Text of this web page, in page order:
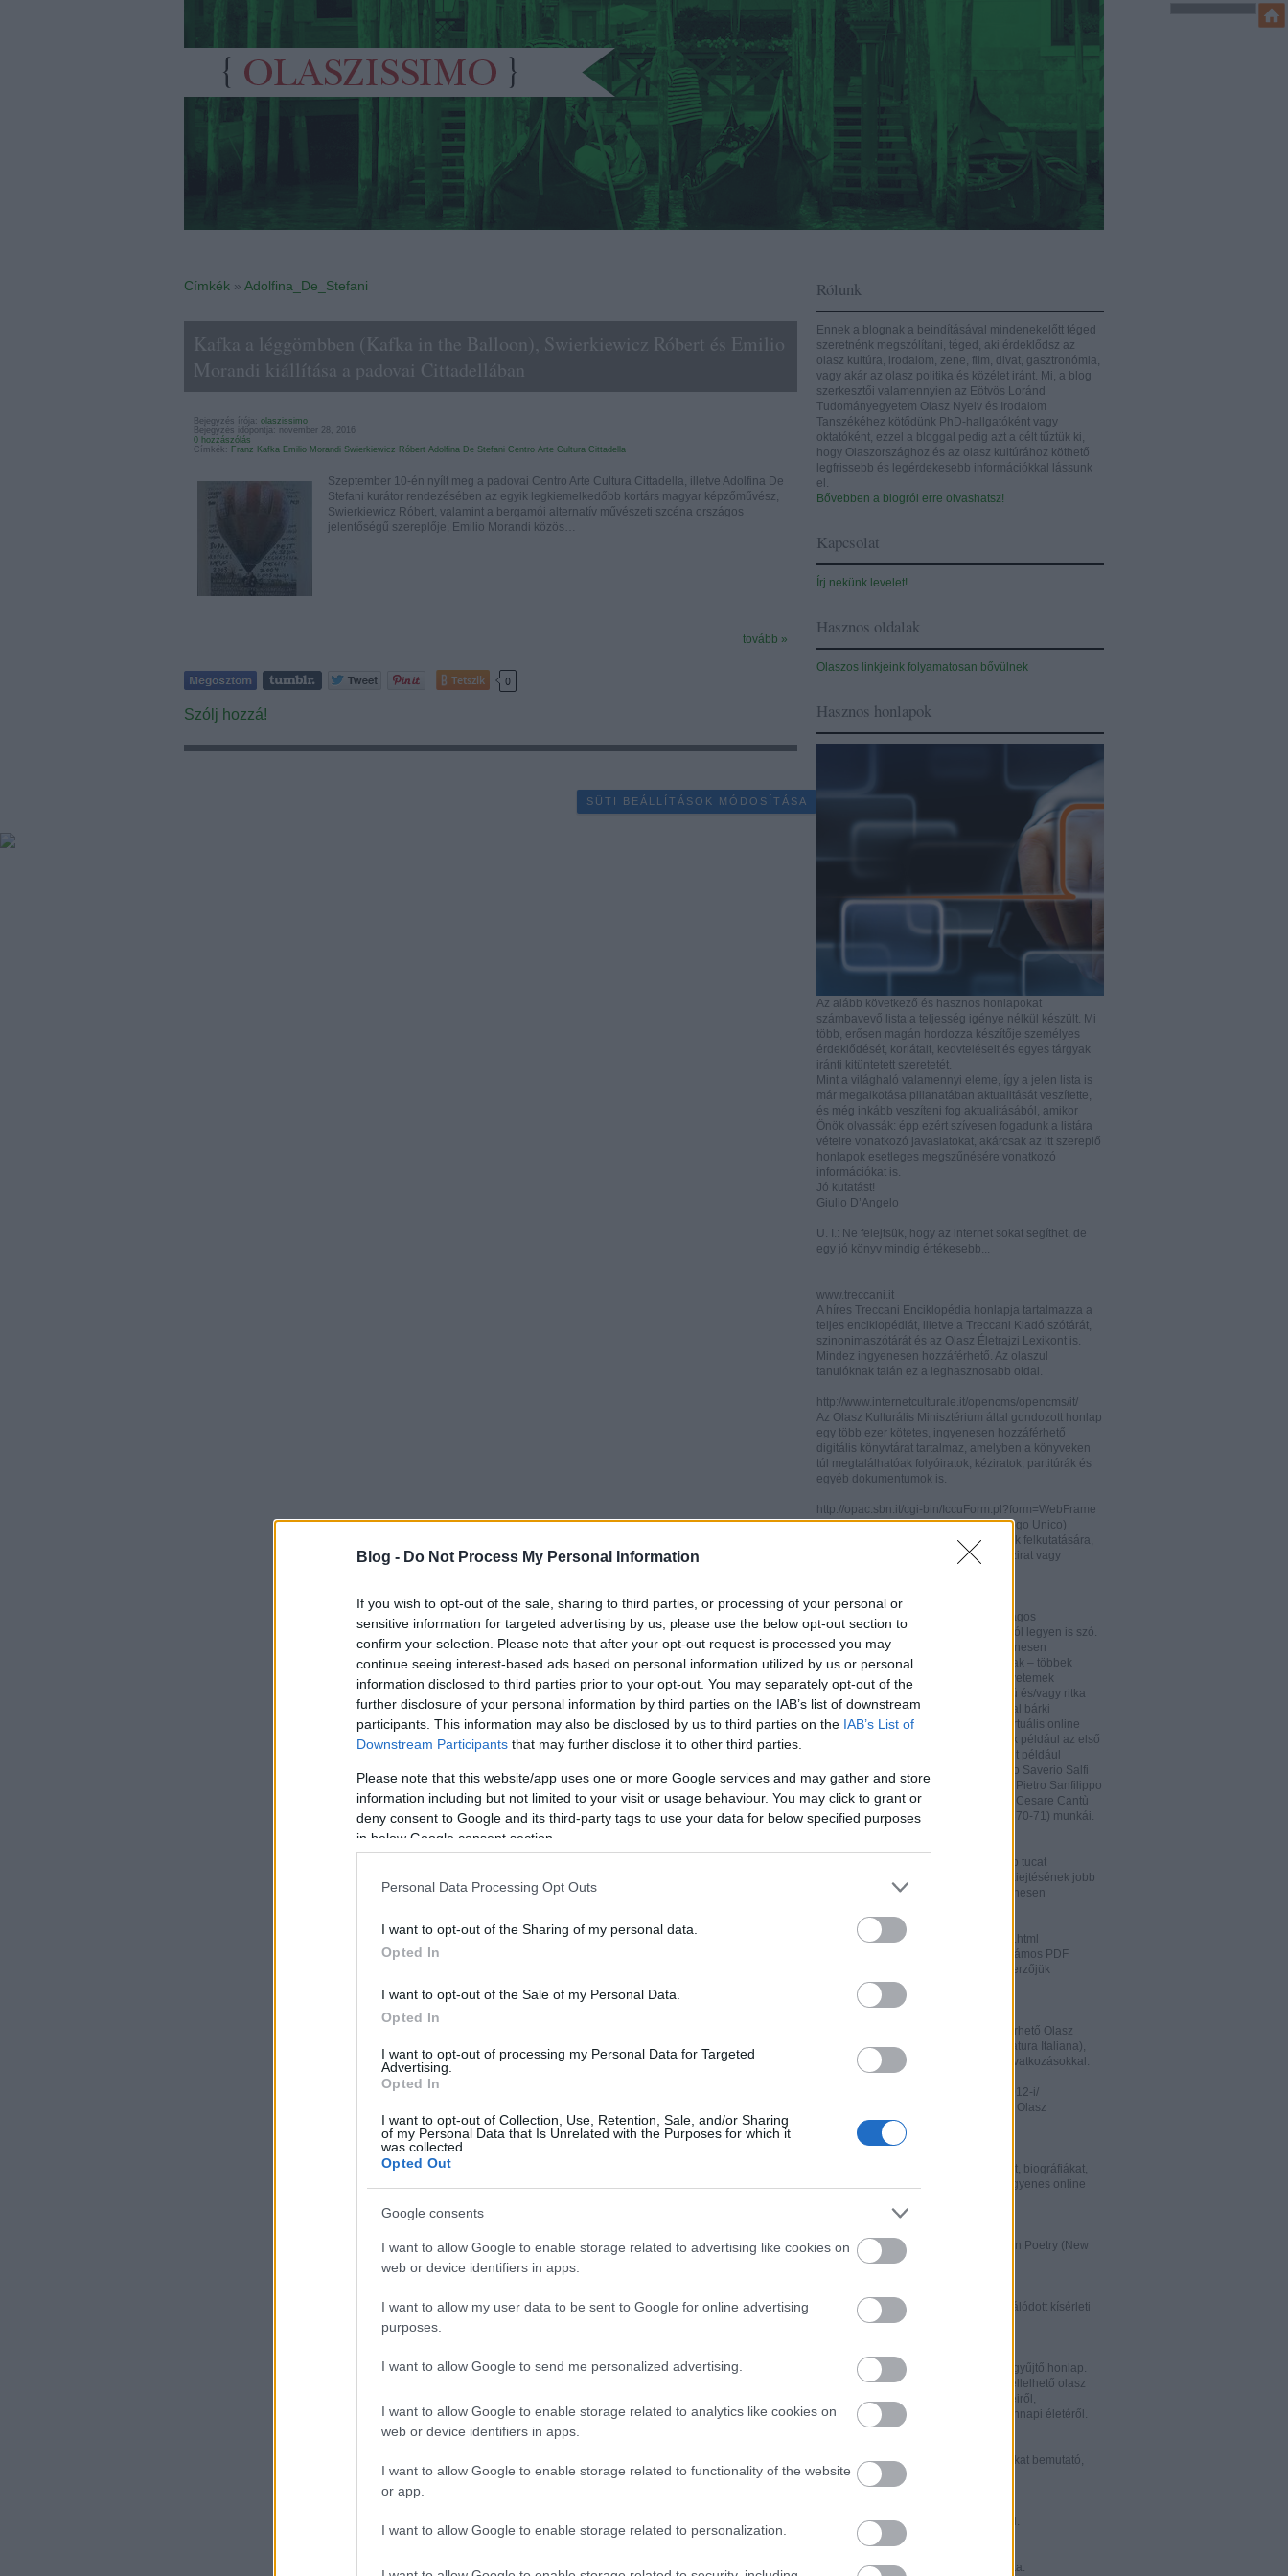
Blog - Do Not Process My Personal Information
If you wish to opt-out of the sale, sharing to third parties, or processing of your personal or
sensitive information for targeted advertising by us, please use the below opt-out section to
confirm your selection. Please note that after your opt-out request is processed you may
continue seeing interest-based ads based on personal information utilized by us or personal
information disclosed to third parties prior to your opt-out. You may separately opt-out of the
further disclosure of your personal information by third parties on the IAB’s list of downstream
participants. This information may also be disclosed by us to third parties on the IAB’s List of
Downstream Participants that may further disclose it to other third parties.
Please note that this website/app uses one or more Google services and may gather and store
information including but not limited to your visit or usage behaviour. You may click to grant or
deny consent to Google and its third-party tags to use your data for below specified purposes
in below Google consent section.
Personal Data Processing Opt Outs
I want to opt-out of the Sharing of my personal data.
Opted In
I want to opt-out of the Sale of my Personal Data.
Opted In
I want to opt-out of processing my Personal Data for Targeted
Advertising.
Opted In
I want to opt-out of Collection, Use, Retention, Sale, and/or Sharing
of my Personal Data that Is Unrelated with the Purposes for which it
was collected.
Opted Out
Google consents
I want to allow Google to enable storage related to advertising like cookies on
web or device identifiers in apps.
I want to allow my user data to be sent to Google for online advertising
purposes.
I want to allow Google to send me personalized advertising.
I want to allow Google to enable storage related to analytics like cookies on
web or device identifiers in apps.
I want to allow Google to enable storage related to functionality of the website
or app.
I want to allow Google to enable storage related to personalization.
Rólunk
Ennek a blognak a beindításával mindenekelőtt téged
szeretnénk megszólítani, téged, aki érdeklődsz az
olasz kultúra, irodalom, zene, film, divat, gasztronómia,
vagy akár az olasz politika és közélet iránt. Mi, a blog
szerkesztői valamennyien az Eötvös Loránd
Tudományegyetem Olasz Nyelv és Irodalom
Tanszékéhez kötődünk PhD-hallgatóként vagy
oktatóként, ezzel a bloggal pedig azt a célt tűztük ki,
hogy Olaszországhoz és az olasz kultúrához köthető
legfrissebb és legérdekesebb információkkal lássunk
el.
Bővebben a blogról erre olvashatsz!
Kapcsolat
Írj nekünk levelet!
Hasznos oldalak
Olaszos linkjeink folyamatosan bővülnek
Hasznos honlapok
Az alább következő és hasznos honlapokat
számbavevő lista a teljesség igénye nélkül készült. Mi
több, erősen magán hordozza készítője személyes
érdeklődését, korlátait, kedvteléseit és egyes tárgyak
iránti kitüntetett szeretetét.
Mint a világhaló valamennyi eleme, így a jelen lista is
már megalkotása pillanatában aktualitását veszítette,
és még inkább veszíteni fog aktualitásából, amikor
Önök olvassák: épp ezért szívesen fogadunk a listára
vételre vonatkozó javaslatokat, akárcsak az itt szereplő
honlapok esetleges megszűnésére vonatkozó
információkat is.
Jó kutatást!
Giulio D’Angelo
U. I.: Ne felejtsük, hogy az internet sokat segíthet, de
egy jó könyv mindig értékesebb...
www.treccani.it
A híres Treccani Enciklopédia honlapja tartalmazza a
teljes enciklopédiát, illetve a Treccani Kiadó szótárát,
szinonimaszótárát és az Olasz Életrajzi Lexikont is.
Mindez ingyenesen hozzáférhető. Az olaszul
tanulóknak talán ez a leghasznosabb oldal.
http://www.internetculturale.it/opencms/opencms/it/
Az Olasz Kulturális Minisztérium által gondozott honlap
egy több ezer kötetes, ingyenesen hozzáférhető
digitális könyvtárat tartalmaz, amelyben a könyveken
túl megtalálhatóak folyóiratok, kéziratok, partitúrák és
egyéb dokumentumok is.
http://opac.sbn.it/cgi-bin/IccuForm.pl?form=WebFrame
Az ICCU (Istituto Centrale per il Catalogo Unico)
keresőrendszere. Hasznos lehet annak felkutatására,
hogy hol lelhető fel egy-egy könyv, kézirat vagy
http://books.google.it/
A könyveknek és folyóiratoknak valóságos
kincseskamrája ez, bármelyik századról legyen is szó.
Ezen az oldalon olvashatóak és ingyenesen
letölthetőek minden nemzetiségű írónak – többek
között olaszoknak is – az amerikai egyetemek
könyvtáraiban digitalizált, első kiadású és/vagy ritka
könyvei. Egy Google vagy Gmail fiókkal bárki
létrehozhatja és megőrizheti a saját virtuális online
könyvtárát. A honlapon megtalálhatóak például az első
olasz irodalomtörténeti munkák is, mint például
Girolamo Tiraboschi (1825), Francesco Saverio Salfi
(1834), Giuseppe Maffei (1852-1853), Pietro Sanfilippo
(1859), Paolo Emiliani-Giudici (1863), Cesare Cantù
(1865) vagy Francesco De Sanctis (1870-71) munkái.
2.495 e-könyv, 6.320 zenei darab, több tucat
hangoskönyv segíthet az olasz nyelv kiejtésének jobb
elsajátításában. Valamennyi file ingyenesen
http://www.letteraturaitaliana.net/index.html
Az előzőhöz nagyon hasonló oldal, számos PDF
formátumú olasz irodalmi művel és szerzőjük
életrajzával gazdagítva.
Antonio Piromalli ingyenesen hozzáférhető Olasz
irodalomtörténet-e (Storia della Letteratura Italiana),
digitális keresőprogrammal és hiperhivatkozásokkal.
http://www3.unibo.it/boll900/numeri/2012-i/
«Bollettino '900». A Bolognai Egyetem Olasz
Tanszékének online folyóirata.
Régi és kortárs olasz irodalmi műveket, biográfiákat,
szerzőket és recenziókat bemutató, ingyenes online
Gradiva - International Journal of Italian Poetry (New
York - Roma)
Az iskolai irodalomoktatásra specializálódott kísérleti
folyóirat.
A világ italianisztikai folyóiratait egybegyűjtő honlap.
Számos információt kínál a világban fellelhető olasz
tanszékek folyóiratairól, kiadott könyveiről,
publikációiról, ösztöndíjairól és mindennapi életéről.
Régi és ritka történelmi dokumentumokat bemutató,
érdekes és könnyen átlátható honlap.
Irodalmi és egyéb témákat kínáló oldal.
A rangos olasz folyóirat online változata.
Címkék » Adolfina_De_Stefani
Kafka a léggömbben (Kafka in the Balloon), Swierkiewicz Róbert és Emilio
Morandi kiállítása a padovai Cittadellában
Bejegyzés írója: olaszissimo
Bejegyzés időpontja: november 28, 2016
0 hozzászólás
Címkék: Franz Kafka Emilio Morandi Swierkiewicz Róbert Adolfina De Stefani Centro Arte Cultura Cittadella
Szeptember 10-én nyílt meg a padovai Centro Arte Cultura Cittadella, illetve Adolfina De
Stefani kurátor rendezésében az egyik legkiemelkedőbb kortárs magyar képzőművész,
Swierkiewicz Róbert, valamint a bergamói alternatív művészeti szcéna országos
jelentőségű szereplője, Emilio Morandi közös…
tovább »
Tetszik 0
Szólj hozzá!
SÜTI BEÁLLÍTÁSOK MÓDOSÍTÁSA